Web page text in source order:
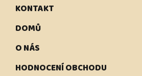
KONTAKT
DOMŮ
O NÁS
HODNOCENÍ OBCHODU